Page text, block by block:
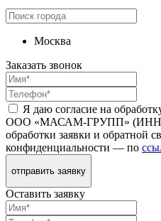
Москва
Заказать звонок
Я даю согласие на
ООО «МАСАМ-ГРУПП» (ИНН
обработки заявки и обратной
конфиденциальности — по
отправить заявку
Оставить заявку